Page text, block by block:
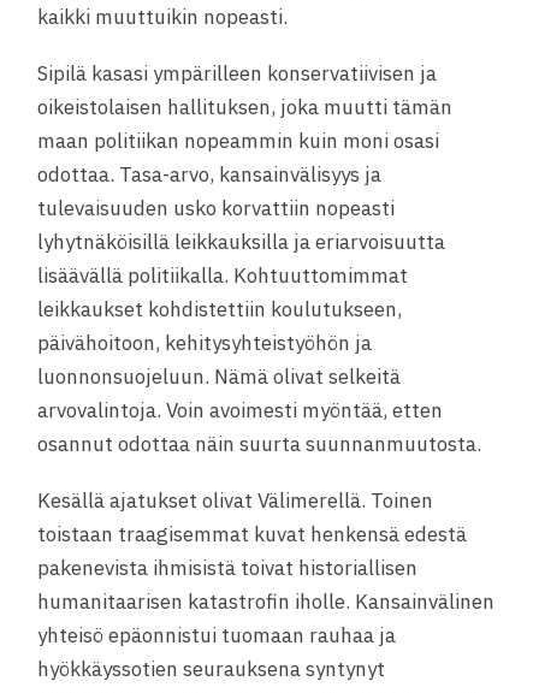
kaikki muuttuikin nopeasti.
Sipilä kasasi ympärilleen konservatiivisen ja
oikeistolaisen hallituksen, joka muutti tämän
maan politiikan nopeammin kuin moni osasi
odottaa. Tasa-arvo, kansainvälisyys ja
tulevaisuuden usko korvattiin nopeasti
lyhytnäköisillä leikkauksilla ja eriarvoisuutta
lisäävällä politiikalla. Kohtuuttomimmat
leikkaukset kohdistettiin koulutukseen,
päivähoitoon, kehitysyhteistyöhön ja
luonnonsuojeluun. Nämä olivat selkeitä
arvovalintoja. Voin avoimesti myöntää, etten
osannut odottaa näin suurta suunnanmuutosta.
Kesällä ajatukset olivat Välimerellä. Toinen
toistaan traagisemmat kuvat henkensä edestä
pakenevista ihmisistä toivat historiallisen
humanitaarisen katastrofin iholle. Kansainvälinen
yhteisö epäonnistui tuomaan rauhaa ja
hyökkäyssotien seurauksena syntynyt